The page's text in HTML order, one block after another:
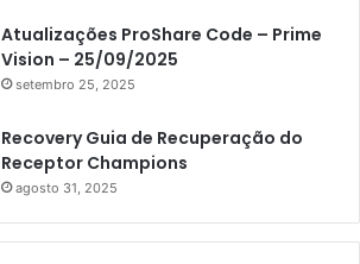
Atualizações ProShare Code – Prime
Vision – 25/09/2025
setembro 25, 2025
Recovery Guia de Recuperação do
Receptor Champions
agosto 31, 2025